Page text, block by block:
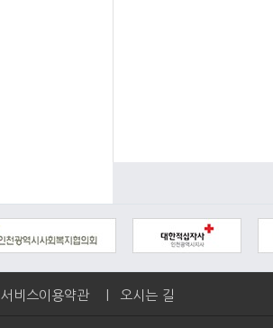
서비스이용약관 오시는 길